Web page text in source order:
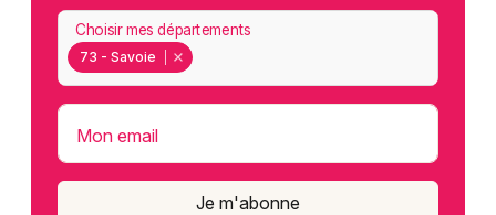
73 - Savoie
Choisir mes départements
Mon email
Je m'abonne